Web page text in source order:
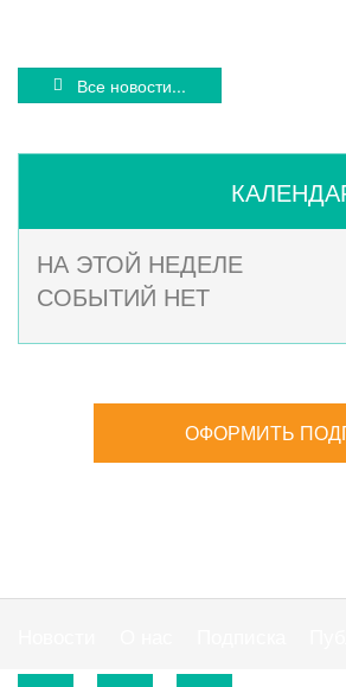
Все новости...
НА ЭТОЙ НЕДЕЛЕ
СОБЫТИЙ НЕТ
ОФОРМИТЬ